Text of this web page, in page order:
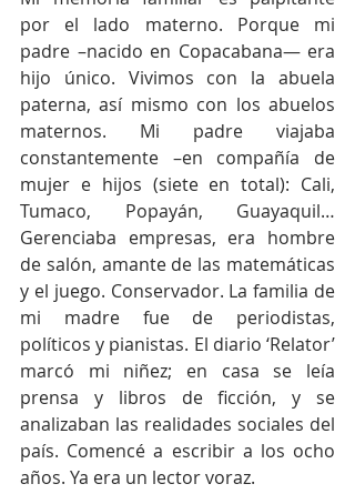
por el lado materno. Porque mi
padre –nacido en Copacabana— era
hijo único. Vivimos con la abuela
paterna, así mismo con los abuelos
maternos. Mi padre viajaba
constantemente –en compañía de
mujer e hijos (siete en total): Cali,
Tumaco, Popayán, Guayaquil…
Gerenciaba empresas, era hombre
de salón, amante de las matemáticas
y el juego. Conservador. La familia de
mi madre fue de periodistas,
políticos y pianistas. El diario ‘Relator’
marcó mi niñez; en casa se leía
prensa y libros de ficción, y se
analizaban las realidades sociales del
país. Comencé a escribir a los ocho
años. Ya era un lector voraz.